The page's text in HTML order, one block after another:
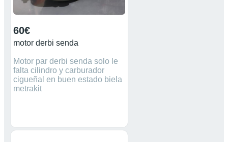
60€
motor derbi senda
Motor par derbi senda solo le
falta cilindro y carburador
cigueñal en buen estado biela
metrakit